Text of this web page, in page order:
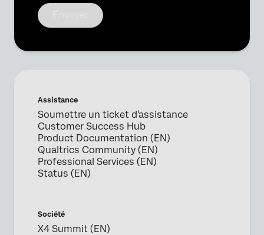
Assistance
Soumettre un ticket d'assistance
Customer Success Hub
Product Documentation (EN)
Qualtrics Community (EN)
Professional Services (EN)
Status (EN)
Société
X4 Summit (EN)